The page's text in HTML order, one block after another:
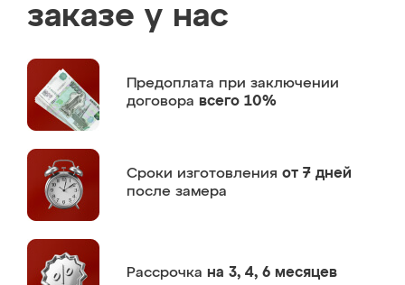
заказе у нас
Предоплата при заключении
договора всего 10%
Сроки изготовления от 7 дней
после замера
Рассрочка на 3, 4, 6 месяцев